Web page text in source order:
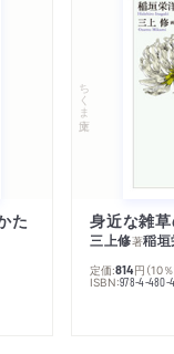
た
ちくま文庫
身近な雑
三上修著稲
定価:814円 （10
ISBN:978-4-480-